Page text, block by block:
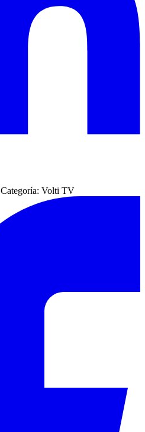
Categoría: Volti TV